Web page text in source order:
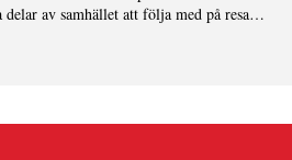
delar av samhället att följa med på resan